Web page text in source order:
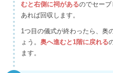
むと右側に祠があるのでセー
あれば回収します。
1つ目の儀式が終わったら、奥
ょう。 奥へ進むと1階に戻れる
ます。